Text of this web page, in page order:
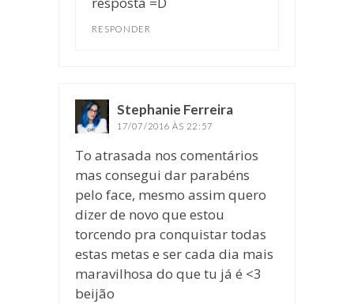
RESPONDER
Stephanie Ferreira
17/07/2016 ÀS 22:57
To atrasada nos comentários
mas consegui dar parabéns
pelo face, mesmo assim quero
dizer de novo que estou
torcendo pra conquistar todas
estas metas e ser cada dia mais
maravilhosa do que tu já é <3
beijão